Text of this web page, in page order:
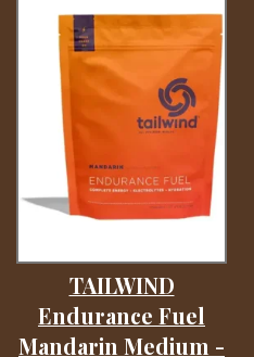
TAILWIND
Endurance Fuel
Mandarin Medium -